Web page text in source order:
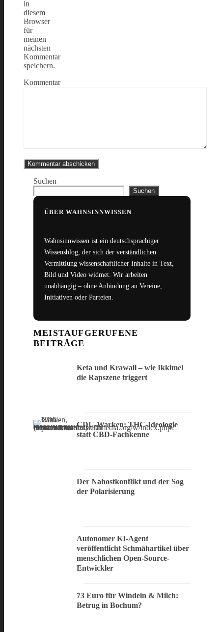
in
diesem
Browser
für
meinen
nächsten
Kommentar
speichern.
Kommentar
Suchen
Suchen
ÜBER WAHNSINNWISSEN
Wahnsinnwissen ist ein deutschsprachiger
Wissensblog, der sich der verständlichen
Vermittlung wissenschaftlicher Inhalte in Text,
Bild und Video widmet. Wir arbeiten
unabhängig – ohne Anbindung an Vereine,
Initiativen oder Parteien.
MEISTAUFGERUFENE
BEITRÄGE
Keta und Krawall – wie Ikkimel
die Rapszene triggert
CDU-Warken: THC-Ideologie
statt CBD-Fachkenne
Der Nahostkonflikt und der Sog
der Polarisierung
Autonomer KI-Agent
veröffentlicht Schmähartikel über
menschlichen Open-Source-
Entwickler
73 Euro für Windeln & Milch:
Betrug in Bochum?